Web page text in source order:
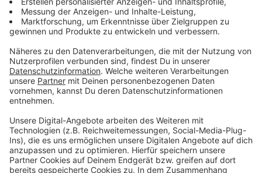
Anzeige
Anzeige
Zustimmung, um den YouTube
Video-Service zu laden!
Wir verwenden einen Service eines
Drittanbieters, um Videoinhalte